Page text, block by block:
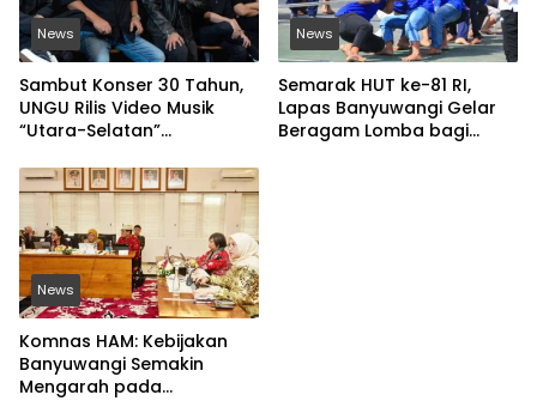
News
Sambut Konser 30 Tahun,
UNGU Rilis Video Musik
“Utara-Selatan”
News
Semarak HUT ke-81 RI,
Lapas Banyuwangi Gelar
Beragam Lomba bagi
News
Komnas HAM: Kebijakan
Banyuwangi Semakin
Mengarah pada